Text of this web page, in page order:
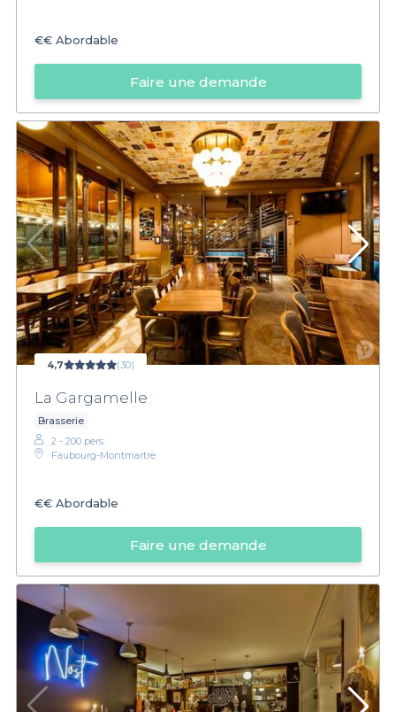
€€ Abordable
Faire une demande
4,7 (30)
La Gargamelle
Brasserie
2 - 200 pers.
Faubourg-Montmartre
€€ Abordable
Faire une demande